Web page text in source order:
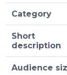
Category
Short
description
Audience